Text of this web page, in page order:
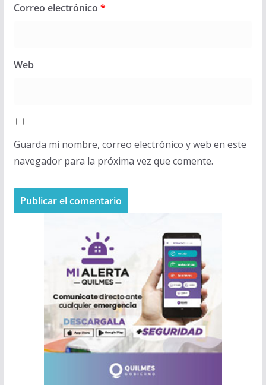
Correo electrónico *
Web
Guarda mi nombre, correo electrónico y web en este
navegador para la próxima vez que comente.